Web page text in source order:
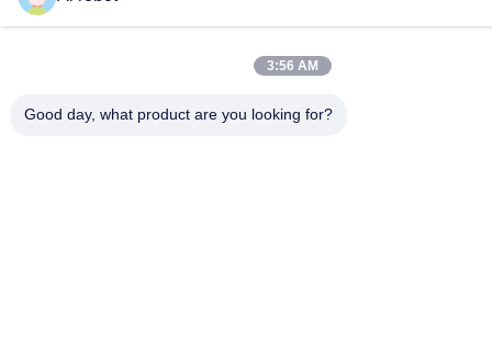
3:56 AM
Good day, what product are you looking for?